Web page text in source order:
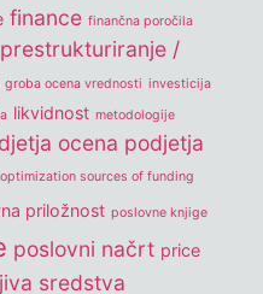
finance finančna poročila
/
groba ocena vrednosti investicija
likvidnost metodologije
ocena podjetja
optimization sources of funding
priložnost poslovne knjige
poslovni načrt price
sredstva